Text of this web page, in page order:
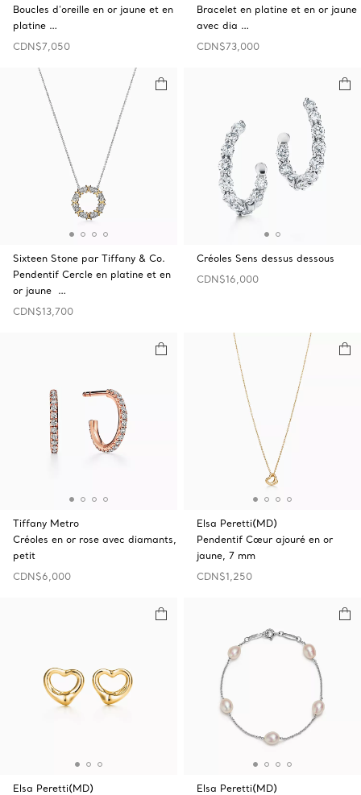
Boucles d’oreille en or jaune et en
platine …
CDN$7,050
Bracelet en platine et en or jaune
avec dia …
CDN$73,000
Sixteen Stone par Tiffany & Co.
Pendentif Cercle en platine et en
or jaune …
CDN$13,700
Créoles Sens dessus dessous
CDN$16,000
Tiffany Metro
Créoles en or rose avec diamants,
petit
CDN$6,000
Elsa Peretti(MD)
Pendentif Cœur ajouré en or
jaune, 7 mm
CDN$1,250
Elsa Peretti(MD)
Elsa Peretti(MD)